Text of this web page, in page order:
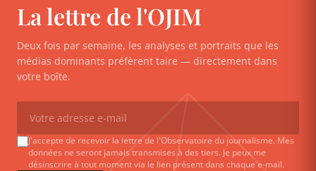
La lettre de l'OJIM
Deux fois par semaine, les analyses et portraits que les
médias dominants préfèrent taire — directement dans
votre boîte.
J'accepte de recevoir la lettre de l'Observatoire du journalisme. Mes
données ne seront jamais transmises à des tiers. Je peux me
désinscrire à tout moment via le lien présent dans chaque e-mail.